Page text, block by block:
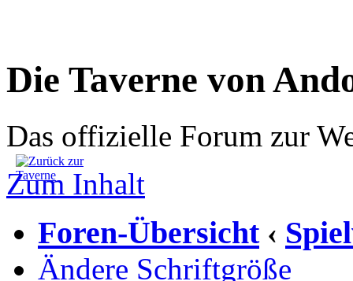
Die Taverne von
Das offizielle Forum zur
Zum Inhalt
Foren-Übersicht ‹
Ändere Schriftgröße